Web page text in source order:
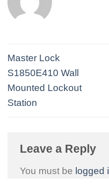
Master Lock
S1850E410 Wall
Mounted Lockout
Station
Leave a Reply
You must be logged